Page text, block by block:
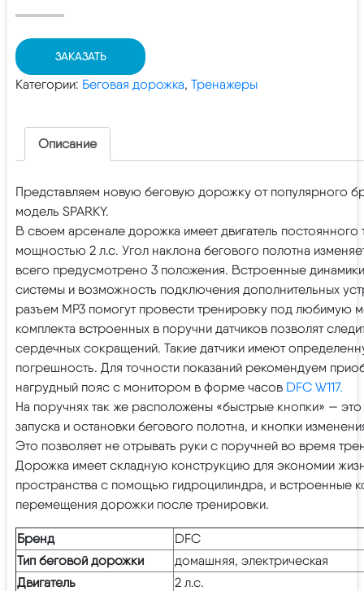
ЗАКАЗАТЬ
Категории: Беговая дорожка, Тренажеры
Описание
Представляем новую беговую дорожку от популярного
модель SPARKY.
В своем арсенале дорожка имеет двигатель постоянного
мощностью 2 л.с. Угол наклона бегового полотна
всего предусмотрено 3 положения. Встроенные
системы и возможность подключения дополнительных
разъем MP3 помогут провести тренировку под любимую
комплекта встроенных в поручни датчиков позволят
сердечных сокращений. Такие датчики имеют
погрешность. Для точности показаний рекомендуем
нагрудный пояс с монитором в форме часов DFC W117.
На поручнях так же расположены «быстрые кнопки» — это
запуска и остановки бегового полотна, и кнопки
Это позволяет не отрывать руки с поручней во время
Дорожка имеет складную конструкцию для экономии
пространства с помощью гидроцилиндра, и встроенные
перемещения дорожки после тренировки.
Бренд
DFC
Тип беговой дорожки
домашняя, электрическая
Двигатель
2 л.с.